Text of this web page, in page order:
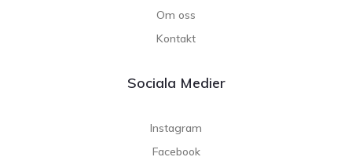
Om oss
Kontakt
Sociala Medier
Instagram
Facebook